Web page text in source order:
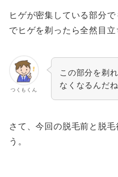
ヒゲが密集している部分
でヒゲを剃ったら全然目立
つくもくん
この部分を剃
なくなるんだね
さて、今回の脱毛前と脱
う。